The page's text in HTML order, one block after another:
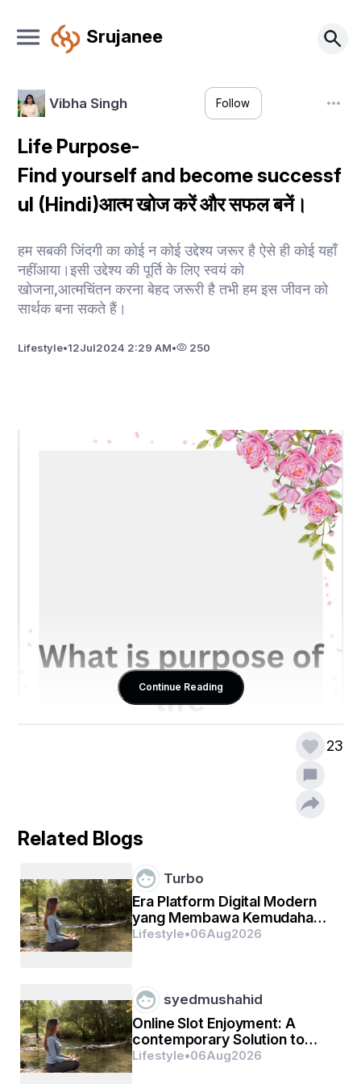
Srujanee
Vibha Singh Follow
Life Purpose-
Find yourself and become successf
ul (Hindi)आत्म खोज करें और सफल बनें।
हम सबकी जिंदगी का कोई न कोई उद्देश्य जरूर है ऐसे ही कोई यहाँ
नहींआया।इसी उद्देश्य की पूर्ति के लिए स्वयं को
खोजना,आत्मचिंतन करना बेहद जरूरी है तभी हम इस जीवन को
सार्थक बना सकते हैं।
Lifestyle•12Jul2024 2:29 AM• 250
जीवन का उद्देश्य।
Continue Reading
23
Related Blogs
Turbo
Era Platform Digital Modern
yang Membawa Kemudahan
dalam Aktivitas Online
Lifestyle•06Aug2026
syedmushahid
Online Slot Enjoyment: A
contemporary Solution to
Take pleasure in Electronic
Lifestyle•06Aug2026